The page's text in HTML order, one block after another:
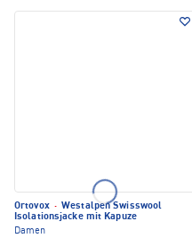
Ortovox · Westalpen Swisswool
Isolationsjacke mit Kapuze
Damen